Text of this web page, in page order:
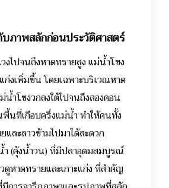
ภาพสลักก่อนประวัติศาสตร์
งไปจนถึงหาดทรายสูง แม่น้ำโขง
ก่งเพิ่มขึ้น โดยเฉพาะบริเวณหาด
ำโขงวกลงใต้ไปจนถึงสองคอน
พื้นที่เกือบครึ่งแม่น้ำ ทำให้คนทั้ง
และลาวข้ามไปมาได้สะดวก
(คุ้งน้ำวน) ที่มีปลาอุดมสมบูรณ์
ดูหาดทรายและเกาะแก่ง ที่สำคัญ